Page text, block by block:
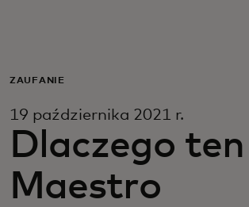
Dla firm
Dla świata
Dla innowatorów
ZAUFANIE
19 października 2021 r.
Dlaczego ten
Maestro